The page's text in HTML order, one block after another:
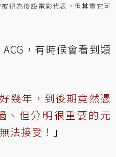
視為後設電影代表，但其實它可
，有時候會看到類
幾年，到後期竟然憑
、但分明很重要的元
法接受！ 」